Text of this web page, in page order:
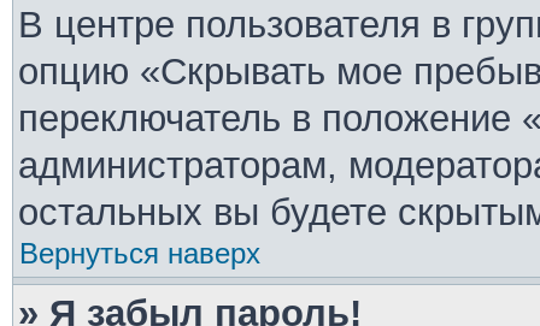
В центре пользователя в
опцию «Скрывать мое
переключатель в положение
администраторам,
остальных вы будете
Вернуться наверх
» Я забыл пароль!